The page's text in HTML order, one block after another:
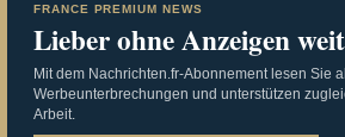
FRANCE PREMIUM NEWS
Lieber ohne Anzeigen
Mit dem Nachrichten.fr-Abonnement lesen Sie
Werbeunterbrechungen und unterstützen
Arbeit.